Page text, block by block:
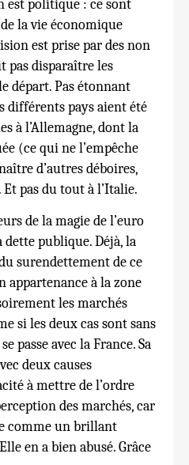
est politique : ce sont
la vie économique
est prise par des non
pas disparaître les
départ. Pas étonnant
différents pays aient été
à l’Allemagne, dont la
(ce qui ne l’empêche
d’autres déboires,
pas du tout à l’Italie.
de la magie de l’euro
publique. Déjà, la
surendettement de ce
appartenance à la zone
les marchés
si les deux cas sont sans
passe avec la France. Sa
deux causes
à mettre de l’ordre
des marchés, car
comme un brillant
en a bien abusé. Grâce